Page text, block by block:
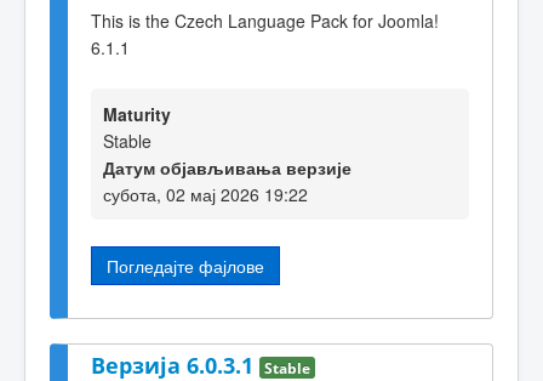
This is the Czech Language Pack for Joomla!
6.1.1
Maturity
Stable
Датум објављивања верзије
субота, 02 мај 2026 19:22
Погледајте фајлове
Верзија 6.0.3.1 Stable